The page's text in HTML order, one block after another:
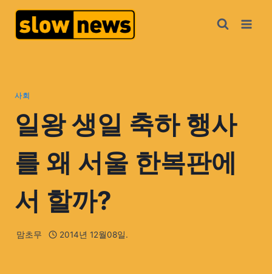
사회
일왕 생일 축하 행사
를 왜 서울 한복판에
서 할까?
맘초무 2014년 12월08일.